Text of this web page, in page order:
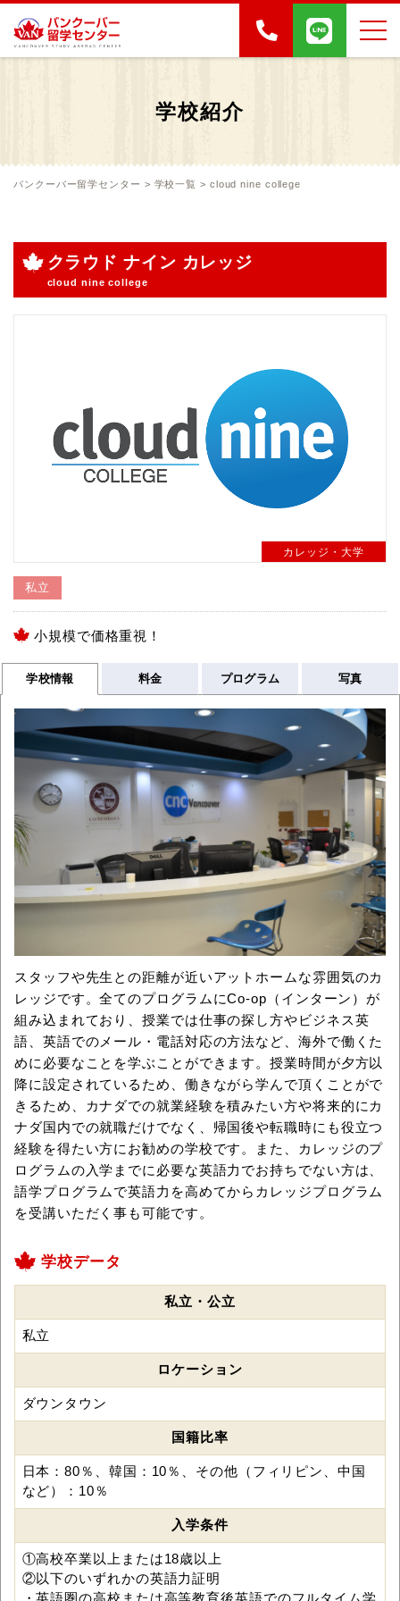
学校紹介
バンクーバー留学センター > 学校一覧 > cloud nine college
クラウド ナイン カレッジ
cloud nine college
カレッジ・大学
私立
小規模で価格重視！
学校情報 料金 プログラム 写真
スタッフや先生との距離が近いアットホームな雰囲気のカ
レッジです。全てのプログラムにCo-op（インターン）が
組み込まれており、授業では仕事の探し方やビジネス英
語、英語でのメール・電話対応の方法など、海外で働くた
めに必要なことを学ぶことができます。授業時間が夕方以
降に設定されているため、働きながら学んで頂くことがで
きるため、カナダでの就業経験を積みたい方や将来的にカ
ナダ国内での就職だけでなく、帰国後や転職時にも役立つ
経験を得たい方にお勧めの学校です。また、カレッジのプ
ログラムの入学までに必要な英語力でお持ちでない方は、
語学プログラムで英語力を高めてからカレッジプログラム
を受講いただく事も可能です。
学校データ
私立・公立
私立
ロケーション
ダウンタウン
国籍比率
日本：80％、韓国：10％、その他（フィリピン、中国
など）：10％
入学条件
①高校卒業以上または18歳以上
②以下のいずれかの英語力証明